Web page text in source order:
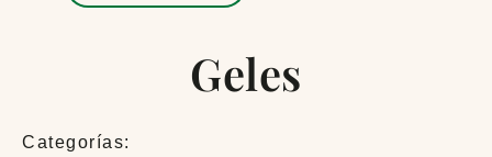
Geles
Categorías: